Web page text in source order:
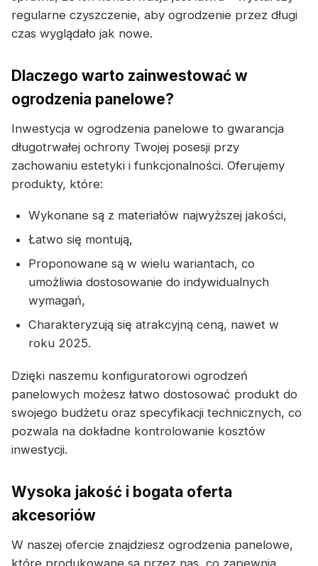
regularne czyszczenie, aby ogrodzenie przez długi
czas wyglądało jak nowe.
Dlaczego warto zainwestować w
ogrodzenia panelowe?
Inwestycja w ogrodzenia panelowe to gwarancja
długotrwałej ochrony Twojej posesji przy
zachowaniu estetyki i funkcjonalności. Oferujemy
produkty, które:
Wykonane są z materiałów najwyższej jakości,
Łatwo się montują,
Proponowane są w wielu wariantach, co
umożliwia dostosowanie do indywidualnych
wymagań,
Charakteryzują się atrakcyjną ceną, nawet w
roku 2025.
Dzięki naszemu konfiguratorowi ogrodzeń
panelowych możesz łatwo dostosować produkt do
swojego budżetu oraz specyfikacji technicznych, co
pozwala na dokładne kontrolowanie kosztów
inwestycji.
Wysoka jakość i bogata oferta
akcesoriów
W naszej ofercie znajdziesz ogrodzenia panelowe,
które produkowane są przez nas, co zapewnia